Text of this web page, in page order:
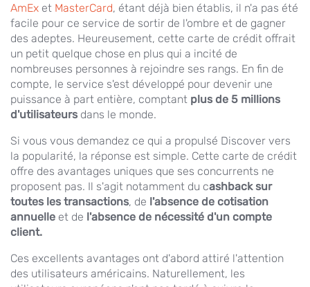
AmEx et MasterCard, étant déjà bien établis, il n'a pas été
facile pour ce service de sortir de l'ombre et de gagner
des adeptes. Heureusement, cette carte de crédit offrait
un petit quelque chose en plus qui a incité de
nombreuses personnes à rejoindre ses rangs. En fin de
compte, le service s'est développé pour devenir une
puissance à part entière, comptant plus de 5 millions
d'utilisateurs dans le monde.
Si vous vous demandez ce qui a propulsé Discover vers
la popularité, la réponse est simple. Cette carte de crédit
offre des avantages uniques que ses concurrents ne
proposent pas. Il s'agit notamment du cashback sur
toutes les transactions, de l'absence de cotisation
annuelle et de l'absence de nécessité d'un compte
client.
Ces excellents avantages ont d'abord attiré l'attention
des utilisateurs américains. Naturellement, les